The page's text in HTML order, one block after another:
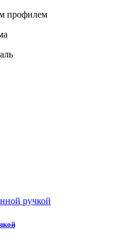
профилем